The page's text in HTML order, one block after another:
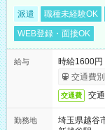
派遣 職種未経験OK
WEB登録・面接OK
給与
時給1600円
交通費
交通費 交
勤務地
埼玉県越谷